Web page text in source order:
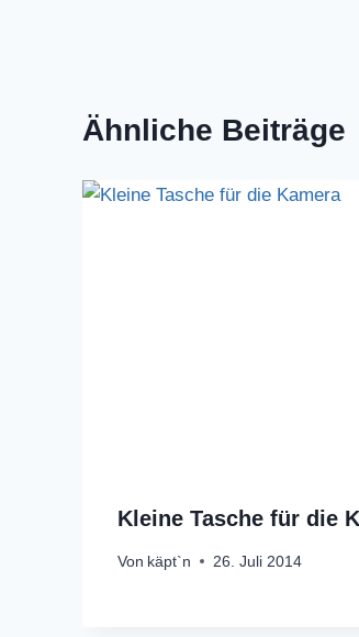
Ähnliche Beiträge
Kleine Tasche für die
Von käpt`n 26. Juli 2014